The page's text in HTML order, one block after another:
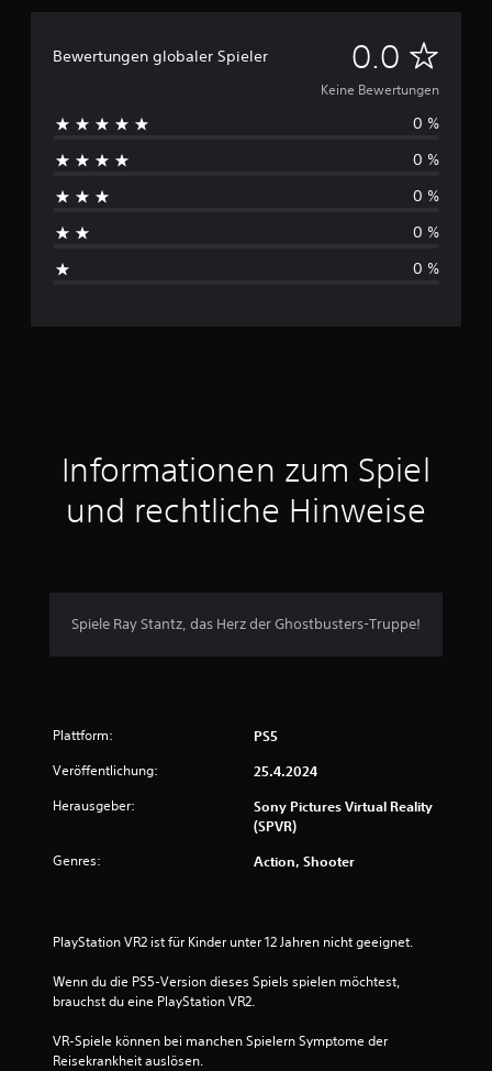
Bewertungen globaler Spieler 0.0 K
e
n
e
B
w
t
u
g
e
n
Keine Bewertungen
0 %
0 %
0 %
0 %
0 %
Informationen zum Spiel
und rechtliche Hinweise
Spiele Ray Stantz, das Herz der Ghostbusters-Truppe!
Plattform: PS5
Veröffentlichung: 25.4.2024
Herausgeber:
Sony Pictures Virtual Reality
(SPVR)
Genres: Action, Shooter
PlayStation VR2 ist für Kinder unter 12 Jahren nicht geeignet.
Wenn du die PS5-Version dieses Spiels spielen möchtest,
brauchst du eine PlayStation VR2.
VR-Spiele können bei manchen Spielern Symptome der
Reisekrankheit auslösen.